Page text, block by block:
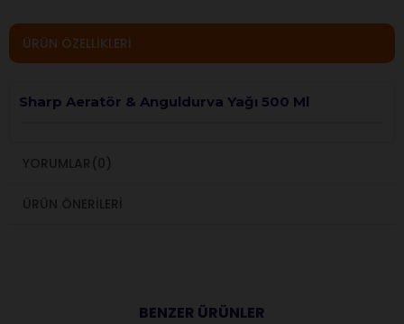
ÜRÜN ÖZELLIKLERI
Sharp Aeratör & Anguldurva Yağı 500 Ml
YORUMLAR (0)
ÜRÜN ÖNERILERI
BENZER ÜRÜNLER